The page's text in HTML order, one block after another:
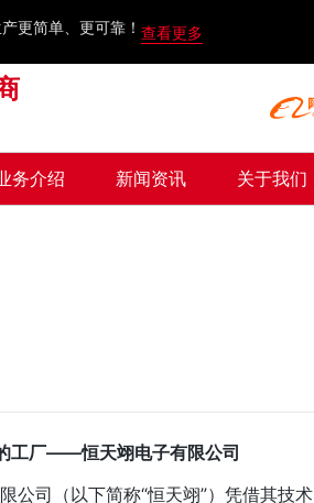
更简单、更可靠！ 查看更多
务介绍 新闻资讯 关于我们
电子有限公司
公司（以下简称“恒天翊”）凭借其技术